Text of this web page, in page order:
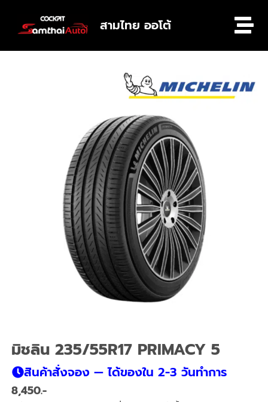
สามไทย ออโต้
มิชลิน 235/55R17 PRIMACY 5
สินค้าสั่งจอง — ได้ของใน 2-3 วันทำการ
8,450